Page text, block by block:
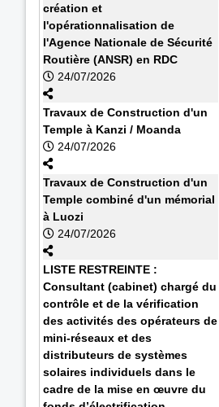
création et
l'opérationnalisation de
l'Agence Nationale de Sécurité
Routière (ANSR) en RDC
24/07/2026
Travaux de Construction d'un
Temple à Kanzi / Moanda
24/07/2026
Travaux de Construction d'un
Temple combiné d'un mémorial
à Luozi
24/07/2026
LISTE RESTREINTE :
Consultant (cabinet) chargé du
contrôle et de la vérification
des activités des opérateurs de
mini-réseaux et des
distributeurs de systèmes
solaires individuels dans le
cadre de la mise en œuvre du